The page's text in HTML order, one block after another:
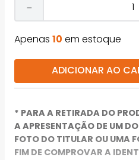
－
Apenas 10 em estoque
ADICIONAR AO
* PARA A RETIRADA DO
A APRESENTAÇÃO DE UM
FOTO DO TITULAR OU UMA
FIM DE COMPROVAR A